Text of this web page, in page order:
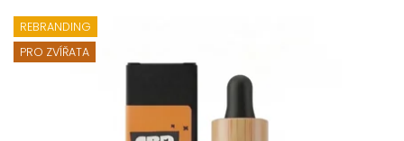
REBRANDING
PRO ZVÍŘATA